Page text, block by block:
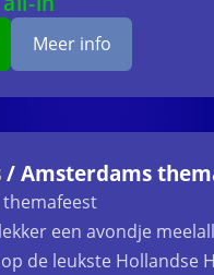
Meer info
/ Amsterdams
een avondje
de leukste Hollandse